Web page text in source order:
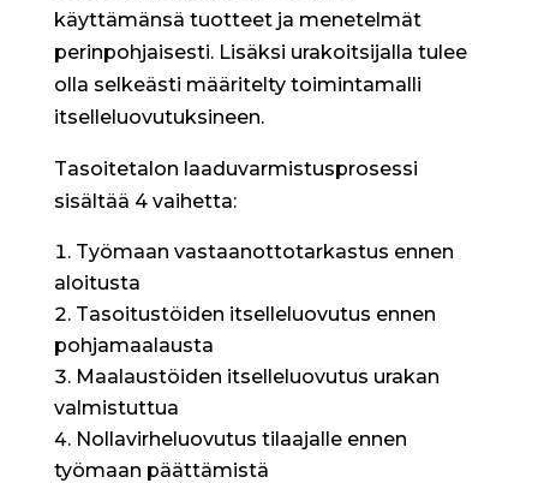
käyttämänsä tuotteet ja menetelmät
perinpohjaisesti. Lisäksi urakoitsijalla tulee
olla selkeästi määritelty toimintamalli
itselleluovutuksineen.
Tasoitetalon laaduvarmistusprosessi
sisältää 4 vaihetta:
Työmaan vastaanottotarkastus ennen
aloitusta
Tasoitustöiden itselleluovutus ennen
pohjamaalausta
Maalaustöiden itselleluovutus urakan
valmistuttua
Nollavirheluovutus tilaajalle ennen
työmaan päättämistä